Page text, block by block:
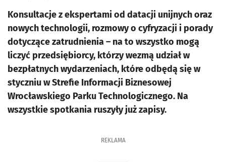
Konsultacje z ekspertami od datacji unijnych oraz
nowych technologii, rozmowy o cyfryzacji i porady
dotyczące zatrudnienia – na to wszystko mogą
liczyć przedsiębiorcy, którzy wezmą udział w
bezpłatnych wydarzeniach, które odbędą się w
styczniu w Strefie Informacji Biznesowej
Wrocławskiego Parku Technologicznego. Na
wszystkie spotkania ruszyły już zapisy.
REKLAMA